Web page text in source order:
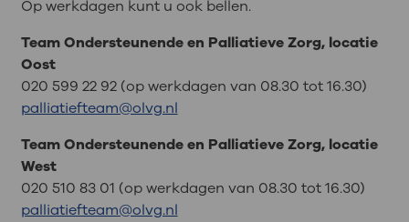
Op werkdagen kunt u ook bellen.
Team Ondersteunende en Palliatieve Zorg, locatie
Oost
020 599 22 92 (op werkdagen van 08.30 tot 16.30)
palliatiefteam@olvg.nl
Team Ondersteunende en Palliatieve Zorg, locatie
West
020 510 83 01 (op werkdagen van 08.30 tot 16.30)
palliatiefteam@olvg.nl